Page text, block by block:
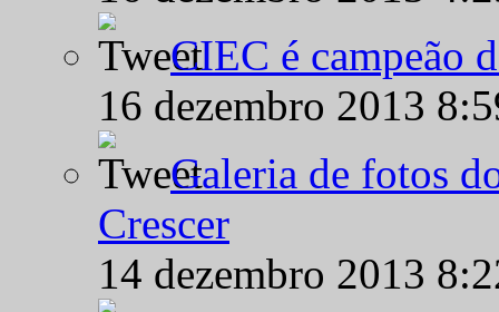
CIEC é campeão
16 dezembro 2013
Galeria de fotos
Crescer
14 dezembro 2013